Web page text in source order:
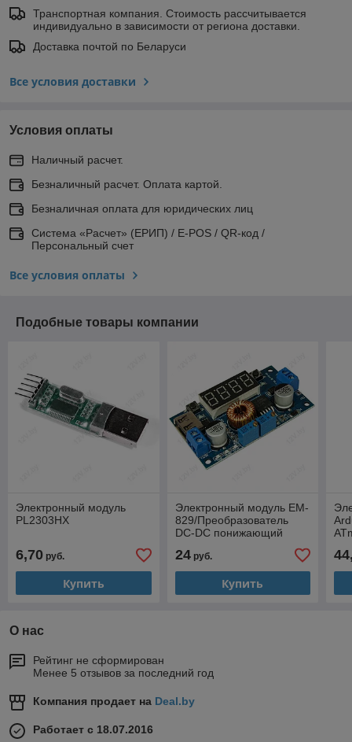
Транспортная компания. Стоимость рассчитывается
индивидуально в зависимости от региона доставки.
Доставка почтой по Беларуси
Все условия доставки
Условия оплаты
Наличный расчет.
Безналичный расчет. Оплата картой.
Безналичная оплата для юридических лиц
Система «Расчет» (ЕРИП) / E-POS / QR-код /
Персональный счет
Все условия оплаты
Подобные товары компании
Электронный модуль
PL2303HX
6,70 руб.
Купить
Электронный модуль EM-
829/Преобразователь
DC-DC понижающий
24руб.
Купить
О нас
Рейтинг не сформирован
Менее 5 отзывов за последний год
Компания продает на Deal.by
Работает с 18.07.2016